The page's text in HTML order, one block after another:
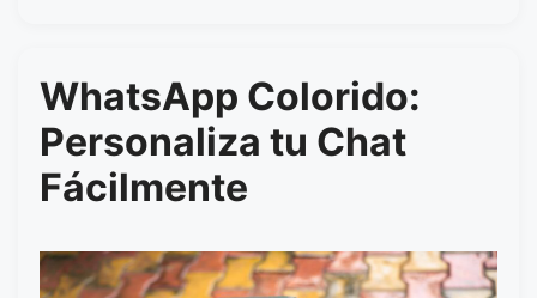
WhatsApp Colorido:
Personaliza tu Chat
Fácilmente